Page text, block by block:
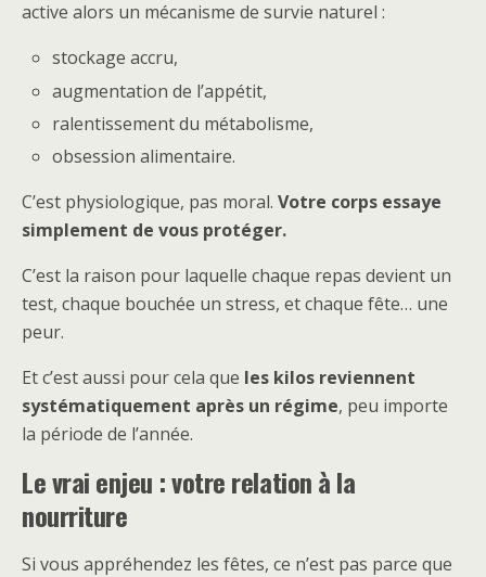
active alors un mécanisme de survie naturel :
stockage accru,
augmentation de l’appétit,
ralentissement du métabolisme,
obsession alimentaire.
C’est physiologique, pas moral. Votre corps essaye
simplement de vous protéger.
C’est la raison pour laquelle chaque repas devient un
test, chaque bouchée un stress, et chaque fête… une
peur.
Et c’est aussi pour cela que les kilos reviennent
systématiquement après un régime, peu importe
la période de l’année.
Le vrai enjeu : votre relation à la
nourriture
Si vous appréhendez les fêtes, ce n’est pas parce que